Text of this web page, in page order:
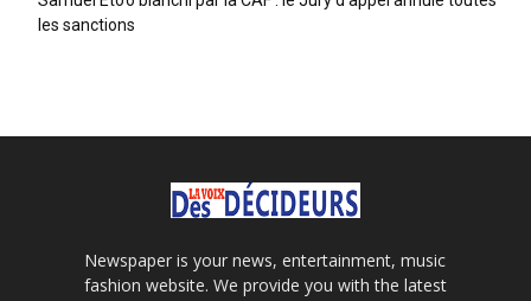
les sanctions
Newspaper is your news, entertainment, music
fashion website. We provide you with the latest